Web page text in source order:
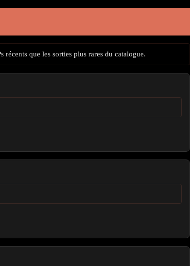
que les sorties plus rares du catalogue.